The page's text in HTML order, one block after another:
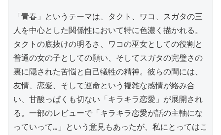
「青春」というテーマは、タクト、ワコ、スガタの三
人を中心とした関係性において特に色濃く描かれる。
タクトの底抜けの明るさ、ワコの巫女としての役割と
普通の女の子としての願い、そしてスガタの完璧さの
裏に隠された苦悩と自己犠牲の精神。彼らの間には、
友情、恋愛、そして運命という複雑な感情が絡み合
い、甘酸っぱくも切ない「キラキラ恋愛」が展開され
る。一部のレビューで「キラキラ恋愛が話の主軸にな
っていって…」という意見もあったが、私にとってはこ